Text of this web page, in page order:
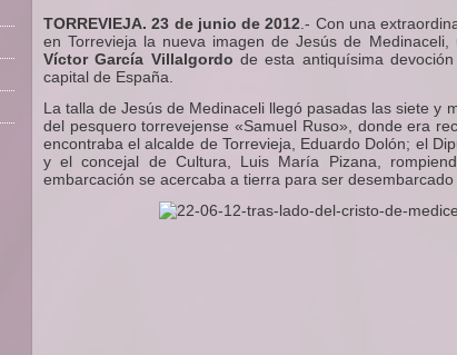
TORREVIEJA. 23 de junio de 2012 .- Con una
en Torrevieja la nueva imagen de Jesús de
Víctor García Villalgordo de esta antiquísima
capital de España.
La talla de Jesús de Medinaceli llegó pasadas las siete y
del pesquero torrevejense «Samuel Ruso», donde era
encontraba el alcalde de Torrevieja, Eduardo Dolón; el
y el concejal de Cultura, Luis María Pizana,
embarcación se acercaba a tierra para ser